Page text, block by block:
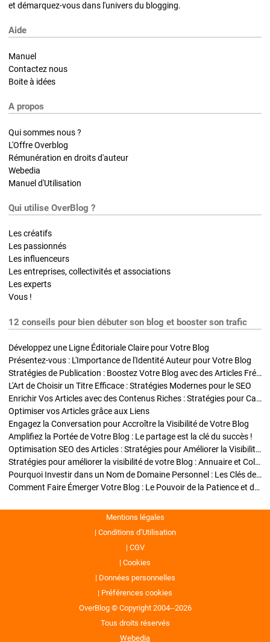
et démarquez-vous dans l'univers du blogging.
Aide
Manuel
Contactez nous
Boite à idées
A propos
Qui sommes nous ?
L'Offre Overblog
Rémunération en droits d'auteur
Webedia
Manuel d'Utilisation
Qui utilise OverBlog ?
Les créatifs
Les passionnés
Les influenceurs
Les entreprises, collectivités et associations
Les experts
Vous !
12 conseils pour bien débuter son blog et booster son trafic
Développez une Ligne Éditoriale Claire pour Votre Blog
Présentez-vous : L'Importance de l'Identité Auteur pour Votre Blog
Stratégies de Publication : Boostez Votre Blog avec des Articles Fréquents et Exclusifs
L'Art de Choisir un Titre Efficace : Stratégies Modernes pour le SEO
Enrichir Vos Articles avec des Contenus Riches : Stratégies pour Captiver et Optimiser
Optimiser vos Articles grâce aux Liens
Engagez la Conversation pour Accroître la Visibilité de Votre Blog
Amplifiez la Portée de Votre Blog : Le partage est la clé du succès !
Optimisation SEO des Articles : Stratégies pour Améliorer la Visibilité de Votre Blog
Stratégies pour améliorer la visibilité de votre Blog : Annuaire et Collaborations
Pourquoi Investir dans un Nom de Domaine Personnel : Les Clés de la Réussite de Votre Blog
Comment Faire Émerger Votre Blog : Le Pouvoir de la Patience et de la Persévérance
Mentions légales
Conditions d’Utilisation
CGV
Cookies
Données personnelles
Préférences cookies
OverBlog © Copyright 2004--2026
Tous droits réservés
Webedia